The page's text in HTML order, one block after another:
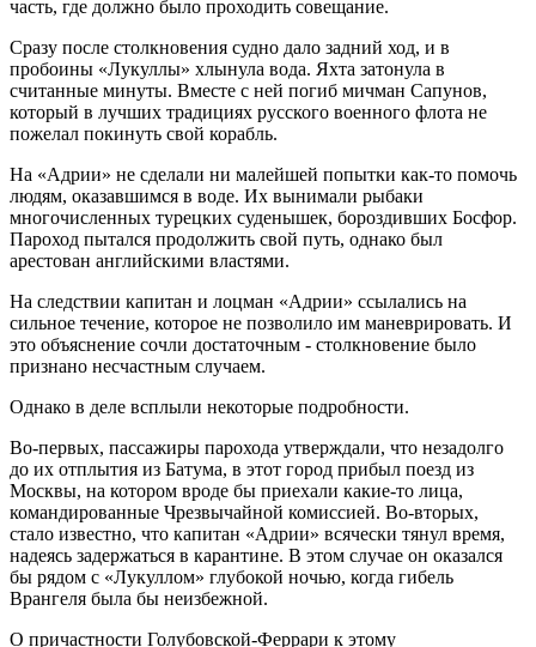
часть, где должно было проходить совещание.
Сразу после столкновения судно дало задний ход, и в
пробоины «Лукуллы» хлынула вода. Яхта затонула в
считанные минуты. Вместе с ней погиб мичман Сапунов,
который в лучших традициях русского военного флота не
пожелал покинуть свой корабль.
На «Адрии» не сделали ни малейшей попытки как-то помочь
людям, оказавшимся в воде. Их вынимали рыбаки
многочисленных турецких суденышек, бороздивших Босфор.
Пароход пытался продолжить свой путь, однако был
арестован английскими властями.
На следствии капитан и лоцман «Адрии» ссылались на
сильное течение, которое не позволило им маневрировать. И
это объяснение сочли достаточным - столкновение было
признано несчастным случаем.
Однако в деле всплыли некоторые подробности.
Во-первых, пассажиры парохода утверждали, что незадолго
до их отплытия из Батума, в этот город прибыл поезд из
Москвы, на котором вроде бы приехали какие-то лица,
командированные Чрезвычайной комиссией. Во-вторых,
стало известно, что капитан «Адрии» всячески тянул время,
надеясь задержаться в карантине. В этом случае он оказался
бы рядом с «Лукуллом» глубокой ночью, когда гибель
Врангеля была бы неизбежной.
О причастности Голубовской-Феррари к этому